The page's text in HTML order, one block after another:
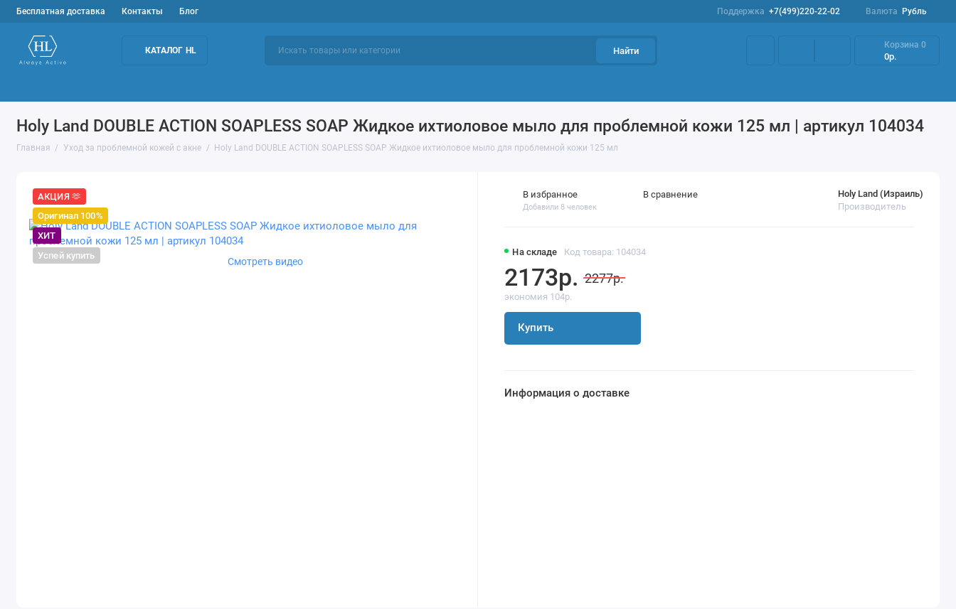
Бесплатная доставка Контакты Блог Поддержка +7(499)220-22-02 Валюта Рубль
КАТАЛОГ HL Найти
Корзина 0
0р.
Holy Land DOUBLE ACTION SOAPLESS SOAP Жидкое ихтиоловое мыло для проблемной кожи 125 мл | артикул 104034
Главная Уход за проблемной кожей с акне Holy Land DOUBLE ACTION SOAPLESS SOAP Жидкое ихтиоловое мыло для проблемной кожи 125 мл
АКЦИЯ 🫶
Оригинал 100%
ХИТ
Успей купить
Смотреть видео
На складе Код товара: 104034
Holy Land (Израиль)
Производитель
2173р. 2277р.
экономия 104р.
Купить
В избранное
Добавили 8 человек
В сравнение
Информация о доставке